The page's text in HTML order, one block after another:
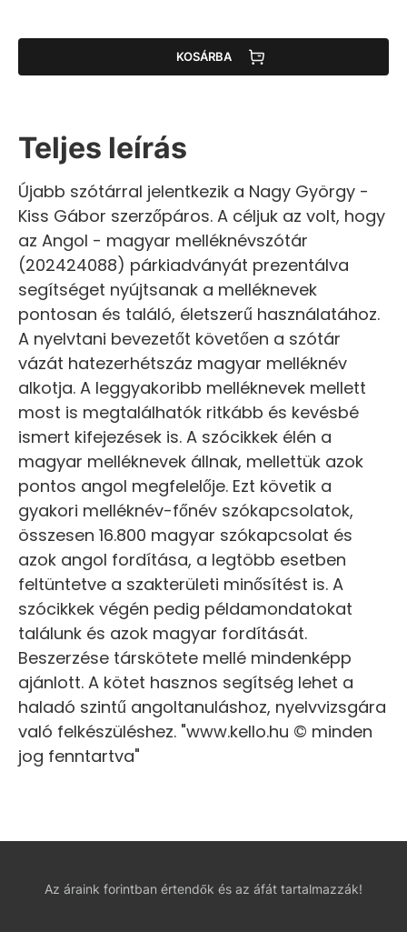
KOSÁRBA
Teljes leírás
Újabb szótárral jelentkezik a Nagy György -
Kiss Gábor szerzőpáros. A céljuk az volt, hogy
az Angol - magyar melléknévszótár
(202424088) párkiadványát prezentálva
segítséget nyújtsanak a melléknevek
pontosan és találó, életszerű használatához.
A nyelvtani bevezetőt követően a szótár
vázát hatezerhétszáz magyar melléknév
alkotja. A leggyakoribb melléknevek mellett
most is megtalálhatók ritkább és kevésbé
ismert kifejezések is. A szócikkek élén a
magyar melléknevek állnak, mellettük azok
pontos angol megfelelője. Ezt követik a
gyakori melléknév-főnév szókapcsolatok,
összesen 16.800 magyar szókapcsolat és
azok angol fordítása, a legtöbb esetben
feltüntetve a szakterületi minősítést is. A
szócikkek végén pedig példamondatokat
találunk és azok magyar fordítását.
Beszerzése társkötete mellé mindenképp
ajánlott. A kötet hasznos segítség lehet a
haladó szintű angoltanuláshoz, nyelvvizsgára
való felkészüléshez. "www.kello.hu © minden
jog fenntartva"
Az áraink forintban értendők és az áfát tartalmazzák!